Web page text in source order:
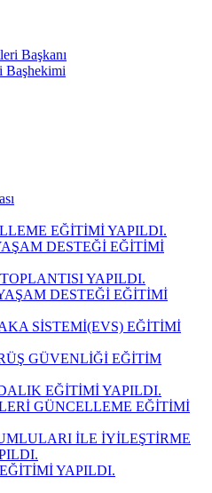
Başkanı
Başhekimi
EĞİTİMİ YAPILDI.
DESTEĞİ EĞİTİMİ
YAPILDI.
DESTEĞİ EĞİTİMİ
SİSTEMİ(EVS) EĞİTİMİ
GÜVENLİĞİ EĞİTİM
EĞİTİMİ YAPILDI.
GÜNCELLEME EĞİTİMİ
İLE İYİLEŞTİRME
YAPILDI.